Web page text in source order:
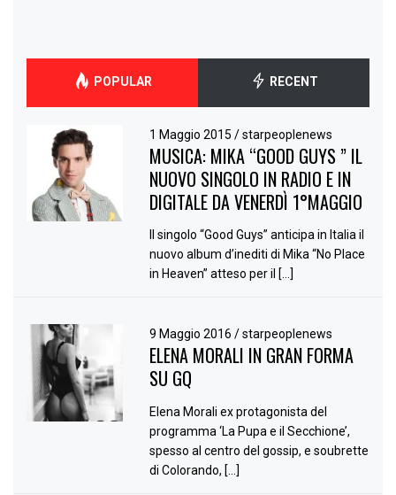
POPULAR RECENT
1 Maggio 2015/ starpeoplenews
MUSICA: MIKA “GOOD GUYS ” IL
NUOVO SINGOLO IN RADIO E IN
DIGITALE DA VENERDÌ 1°MAGGIO
Il singolo “Good Guys” anticipa in Italia il
nuovo album d’inediti di Mika “No Place
in Heaven” atteso per il […]
9 Maggio 2016/ starpeoplenews
ELENA MORALI IN GRAN FORMA
SU GQ
Elena Morali ex protagonista del
programma ‘La Pupa e il Secchione’,
spesso al centro del gossip, e soubrette
di Colorando, […]